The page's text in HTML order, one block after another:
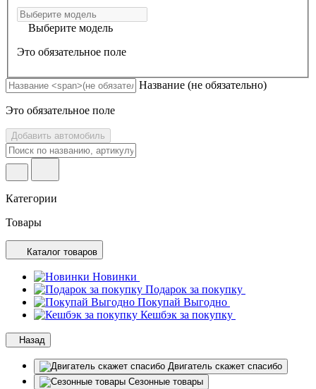
Выберите модель
Это обязательное поле
Название (не обязательно)
Это обязательное поле
Добавить автомобиль
Категории
Товары
Каталог товаров
Новинки
Подарок за покупку
Покупай Выгодно
Кешбэк за покупку
Назад
Двигатель скажет спасибо
Сезонные товары